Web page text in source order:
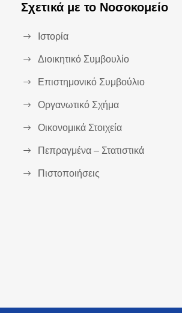
Σχετικά με το Νοσοκομείο
Ιστορία
Διοικητικό Συμβουλίο
Επιστημονικό Συμβούλιο
Οργανωτικό Σχήμα
Οικονομικά Στοιχεία
Πεπραγμένα – Στατιστικά
Πιστοποιήσεις